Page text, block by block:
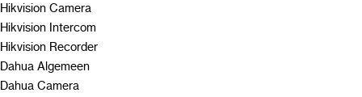
Hikvision Camera
Hikvision Intercom
Hikvision Recorder
Dahua Algemeen
Dahua Camera